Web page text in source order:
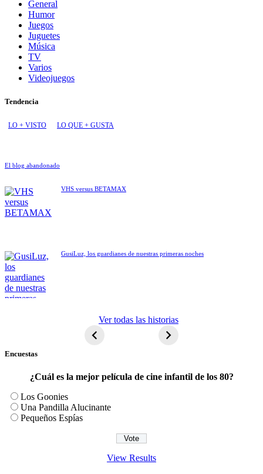
General
Humor
Juegos
Juguetes
Música
TV
Varios
Videojuegos
Tendencia
LO + VISTO LO QUE + GUSTA
El blog abandonado
VHS versus BETAMAX
GusiLuz, los guardianes de nuestras primeras noches
extraterrestre
Ver todas las historias
Encuestas
¿Cuál es la mejor película de cine infantil de los 80?
Los Goonies
Una Pandilla Alucinante
Pequeños Espías
View Results